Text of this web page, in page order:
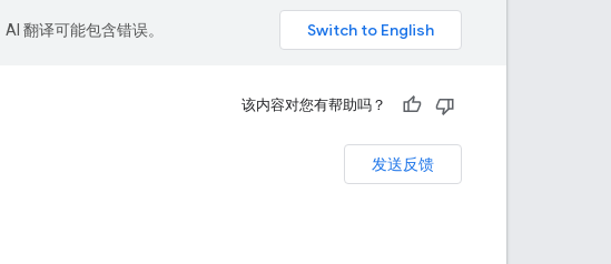
翻译可能包含错误。
该内容对您有帮助吗？
发送反馈